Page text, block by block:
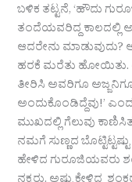
ಬಳಿಕ ತಟ್ಟನೆ, ‘ಹೌದು
ತಂದೆಯವರಿದ್ದ ಕಾಲದಲ್ಲಿ
ಆದರೇನು ಮಾಡುವುದು?
ಹರಕೆ ಮರೆತು ಹೋಯಿತು.
ತೀರಿಸಿ ಅವರಿಗೂ ಅಜ್ಜನಿಗೂ
ಅಂದುಕೊಂಡಿದ್ದೆವು!’
ಮುಖದಲ್ಲಿ ಗೆಲುವು
ನಮಗೆ ಸುಣ್ಣದ
ಹೇಳಿದ ಗುರೂಜಿಯವರು